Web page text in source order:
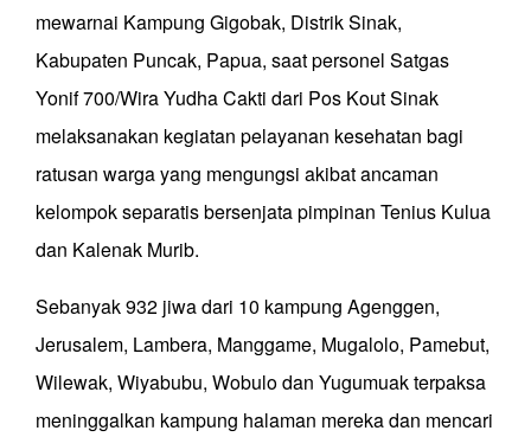
mewarnai Kampung Gigobak, Distrik Sinak,
Kabupaten Puncak, Papua, saat personel Satgas
Yonif 700/Wira Yudha Cakti dari Pos Kout Sinak
melaksanakan kegiatan pelayanan kesehatan bagi
ratusan warga yang mengungsi akibat ancaman
kelompok separatis bersenjata pimpinan Tenius Kulua
dan Kalenak Murib.
Sebanyak 932 jiwa dari 10 kampung Agenggen,
Jerusalem, Lambera, Manggame, Mugalolo, Pamebut,
Wilewak, Wiyabubu, Wobulo dan Yugumuak terpaksa
meninggalkan kampung halaman mereka dan mencari